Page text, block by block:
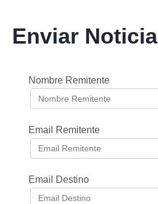
Enviar Noticia
Nombre Remitente
Email Remitente
Email Destino